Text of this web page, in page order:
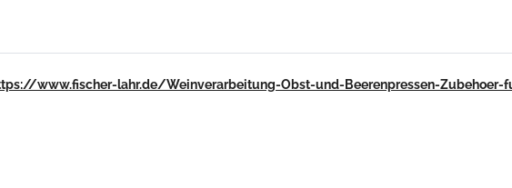
www.fischer-lahr.de/Weinverarbeitung-Obst-und-Beerenpressen-Zubehoer-